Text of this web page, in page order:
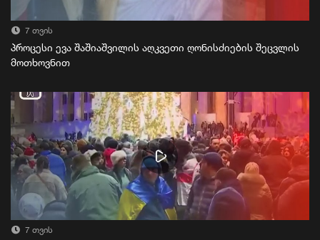
7 თვის
პროცესი ევა შაშიაშვილის აღკვეთი ღონისძიების შეცვლის
მოთხოვნით
7 თვის